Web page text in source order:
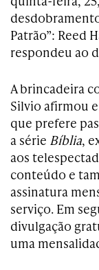
Patrão”: Reed
respondeu ao
A brincadeira
Silvio afirmou
que prefere
a série Bíblia,
aos
conteúdo e
assinatura
serviço. Em
divulgação
uma